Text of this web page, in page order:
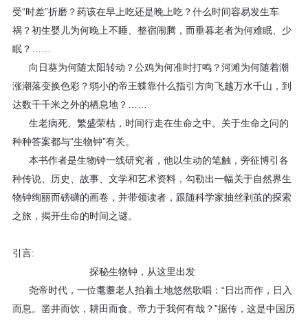
区
程
资
关
受“时差”折磨？药该在早上吃还是晚上吃？什么时间容易发生车
祸？初生婴儿为何晚上不睡、整宿闹腾，而垂暮老者为何难眠、少
眠？……
向日葵为何随太阳转动？公鸡为何准时打鸣？河滩为何随着潮
涨潮落变换色彩？弱小的帝王蝶靠什么指引方向飞越万水千山，到
达数千千米之外的栖息地？……
生老病死、繁盛荣枯，时间行走在生命之中。关于生命之问的
种种答案都与“生物钟”有关。
本书作者是生物钟一线研究者，他以生动的笔触，旁征博引各
种传说、历史、故事、文学和艺术资料，勾勒出一幅关于自然界生
物钟绚丽而磅礴的画卷，并带领读者，跟随科学家抽丝剥茧的探索
之旅，揭开生命的时间之谜。
引言:
探秘生物钟，从这里出发
尧帝时代，一位耄耋老人拍着土地悠然歌唱：“日出而作，日入
而息。凿井而饮，耕田而食。帝力于我何有哉？”据传，这是中国历